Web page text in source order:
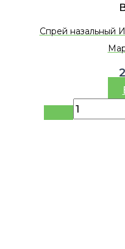
Спрей назальный